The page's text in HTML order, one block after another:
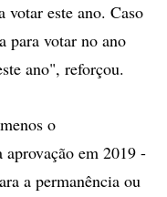
votar este ano. Caso
para votar no ano
ano", reforçou.
o
aprovação em 2019 -
a permanência ou